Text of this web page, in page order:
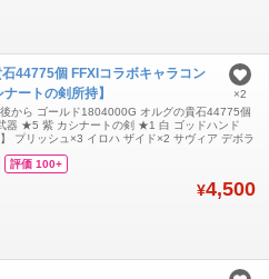
石44775個 FFXIコラボキャラコン
ートの剣所持】
から ゴールド1804000G オルグの貴石44775個
器 ★5 紫 カシナートの剣 ★1 白 ゴッドハンド
】 プリッシュ×3 イロハ ザイド×2 サヴィア デボラ
エカテリーナ×2 アベニウス×2 夏リヴァナ ラファ
評価 100+
¥4,500
×2